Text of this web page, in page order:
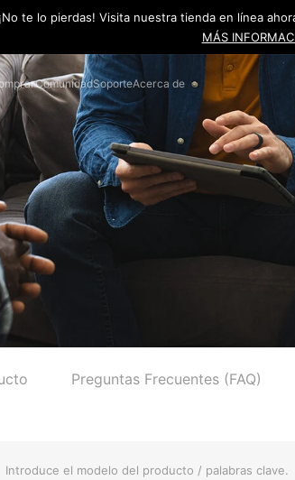
¡No te lo pierdas! Visita nuestra tienda en línea
MÁS
ComunidadSoporteAcerca de
Preguntas Frecuentes (FAQ)